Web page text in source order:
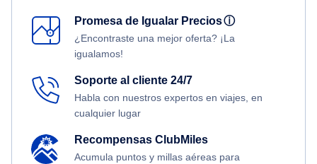
Promesa de Igualar Preciosⓘ
¿Encontraste una mejor oferta? ¡La
igualamos!
Soporte al cliente 24/7
Habla con nuestros expertos en viajes, en
cualquier lugar
Recompensas ClubMiles
Acumula puntos y millas aéreas para